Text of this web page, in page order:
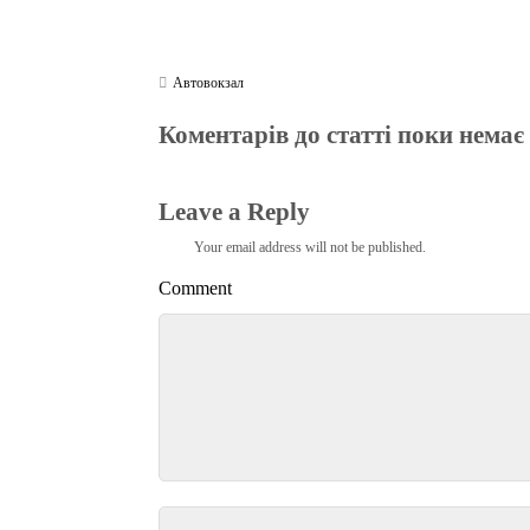
Автовокзал
Коментарів до статті поки немає
Leave a Reply
Your email address will not be published.
Comment